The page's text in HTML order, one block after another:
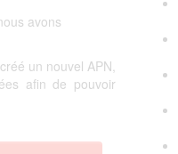
avons
un nouvel APN,
afin de pouvoir